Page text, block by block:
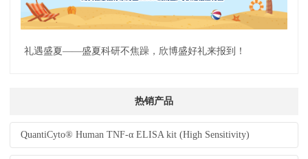
礼遇盛夏——盛夏科研不焦躁，欣博盛好礼来报到！
热销产品
QuantiCyto® Human TNF-α ELISA kit (High Sensitivity)